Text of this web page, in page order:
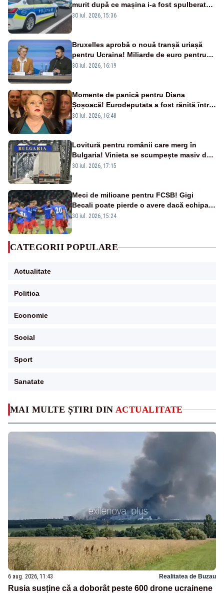
MAI MULTE ȘTIRI DIN ACTUALITATE
6 aug. 2026, 11:43 Realitatea de Buzau
Rusia susține că a doborât peste 600 drone ucrainene
murit după ce mașina i-a fost spulberată
de tren
30 iul. 2026, 15:36
Bruxelles aprobă o nouă tranșă uriașă
pentru Ucraina! Miliarde de euro pentru
armament și apărare
30 iul. 2026, 16:19
Momente de panică pentru Diana
Șoșoacă! Eurodeputata a fost rănită într-
un accident rutier
30 iul. 2026, 16:48
Lovitură pentru românii care merg în
Bulgaria! Vinieta se scumpește masiv de
la 1 august
30 iul. 2026, 17:15
Meci de milioane pentru FCSB! Gigi
Becali poate pierde o avere dacă echipa
este eliminată de FK Auda
30 iul. 2026, 15:24
CATEGORII POPULARE
Actualitate
Politica
Economie
Social
Sport
Sanatate